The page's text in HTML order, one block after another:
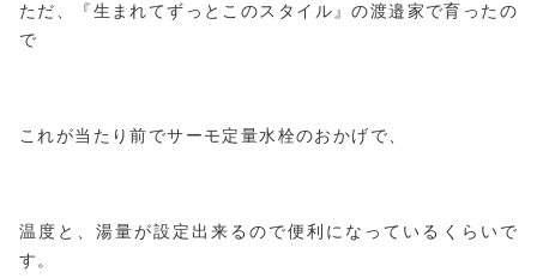
ただ、『生まれてずっとこのスタイル』の渡邉家で育ったの
で
これが当たり前でサーモ定量水栓のおかげで、
温度と、湯量が設定出来るので便利になっているくらいで
す。